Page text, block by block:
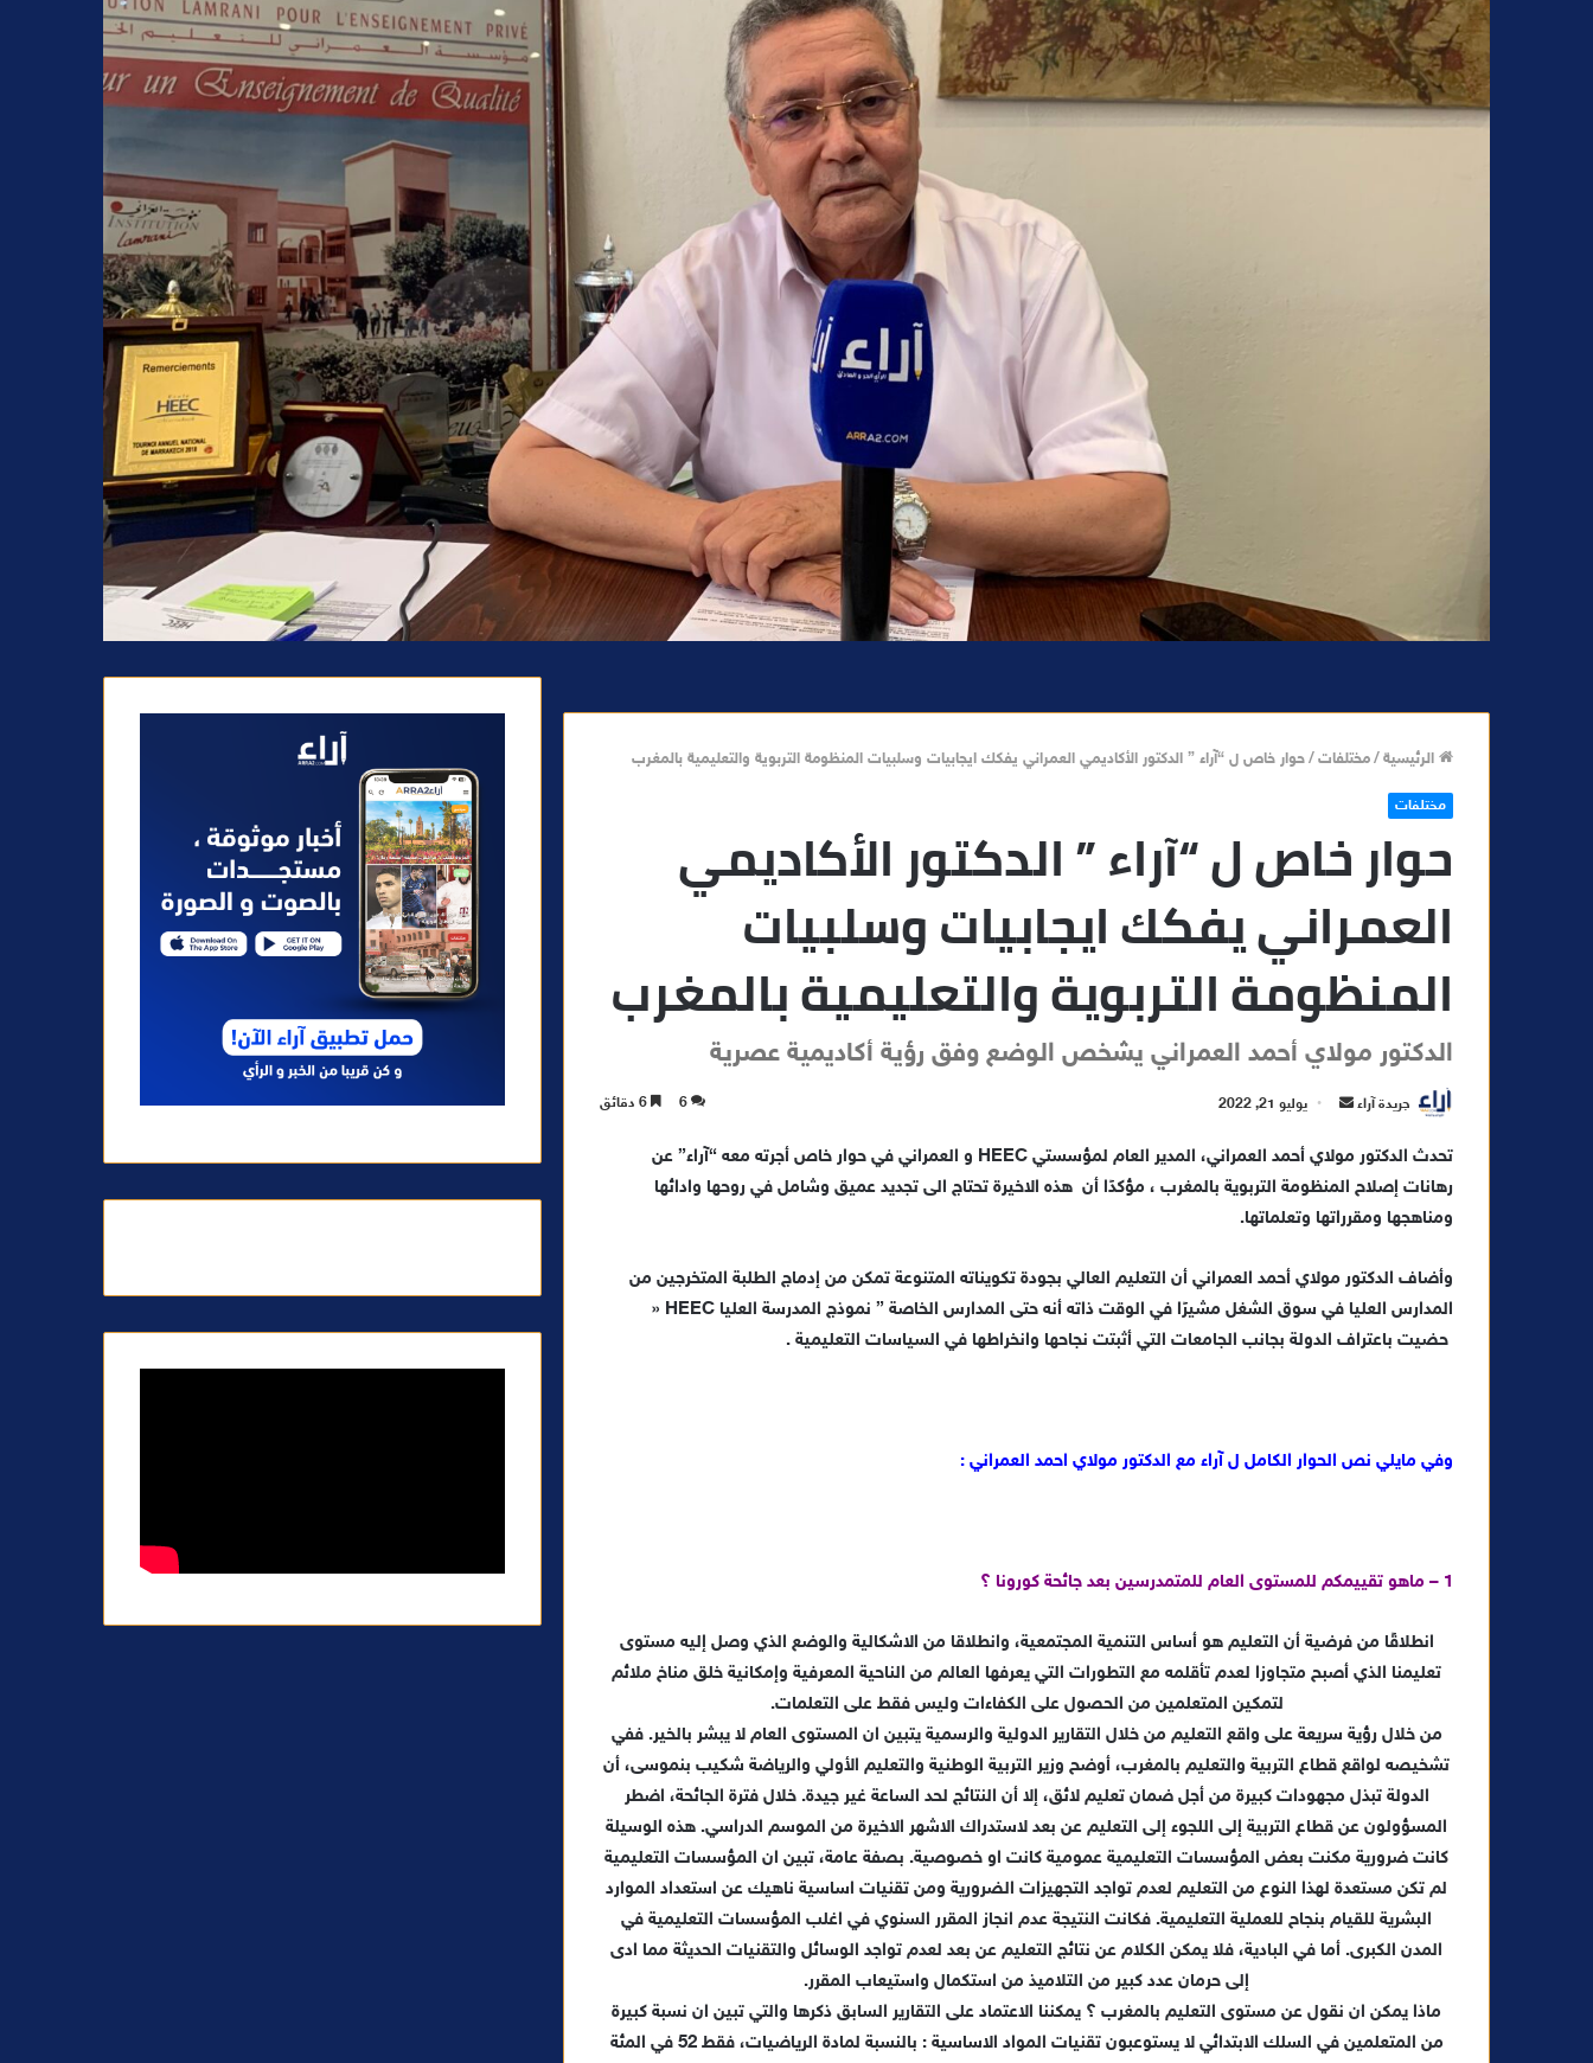
الرئيسية/مختلفات/حوار خاص ل “آراء ” الدكتور الأكاديمي العمراني يفكك ايجابيات وسلبيات المنظومة التربوية والتعليمية بالمغرب
مختلفات
حوار خاص ل “آراء ” الدكتور الأكاديمي
العمراني يفكك ايجابيات وسلبيات
المنظومة التربوية والتعليمية بالمغرب
الدكتور مولاي أحمد العمراني يشخص الوضع وفق رؤية أكاديمية عصرية
جريدة آراء
س
ل
ب
ي
د
ا
يوليو 21, 2022 6
تحدث الدكتور مولاي أحمد العمراني، المدير العام لمؤسستي HEEC و العمراني في حوار خاص أجرته معه “آراء” عن
رهانات إصلاح المنظومة التربوية بالمغرب ، مؤكدًا أن هذه الاخيرة تحتاج الى تجديد عميق وشامل في روحها وادائها
ومناهجها ومقرراتها وتعلماتها.
وأضاف الدكتور مولاي أحمد العمراني أن التعليم العالي بجودة تكويناته المتنوعة تمكن من إدماج الطلبة المتخرجين من
المدارس العليا في سوق الشغل مشيرًا في الوقت ذاته أنه حتى المدارس الخاصة ” نموذج المدرسة العليا HEEC «
حضيت باعتراف الدولة بجانب الجامعات التي أثبتت نجاحها وانخراطها في السياسات التعليمية .
وفي مايلي نص الحوار الكامل ل آراء مع الدكتور مولاي احمد العمراني :
1 – ماهو تقييمكم للمستوى العام للمتمدرسين بعد جائحة كورونا ؟
انطلاقًا من فرضية أن التعليم هو أساس التنمية المجتمعية، وانطلاقا من الاشكالية والوضع الذي وصل إليه مستوى
تعليمنا الذي أصبح متجاوزا لعدم تأقلمه مع التطورات التي يعرفها العالم من الناحية المعرفية وإمكانية خلق مناخ ملائم
لتمكين المتعلمين من الحصول على الكفاءات وليس فقط على التعلمات.
من خلال رؤية سريعة على واقع التعليم من خلال التقارير الدولية والرسمية يتبين ان المستوى العام لا يبشر بالخير. ففي
تشخيصه لواقع قطاع التربية والتعليم بالمغرب، أوضح وزير التربية الوطنية والتعليم الأولي والرياضة شكيب بنموسى، أن
الدولة تبذل مجهودات كبيرة من أجل ضمان تعليم لائق، إلا أن النتائج لحد الساعة غير جيدة. خلال فترة الجائحة، اضطر
المسؤولون عن قطاع التربية إلى اللجوء إلى التعليم عن بعد لاستدراك الاشهر الاخيرة من الموسم الدراسي. هذه الوسيلة
كانت ضرورية مكنت بعض المؤسسات التعليمية عمومية كانت او خصوصية. بصفة عامة، تبين ان المؤسسات التعليمية
لم تكن مستعدة لهذا النوع من التعليم لعدم تواجد التجهيزات الضرورية ومن تقنيات اساسية ناهيك عن استعداد الموارد
البشرية للقيام بنجاح للعملية التعليمية. فكانت النتيجة عدم انجاز المقرر السنوي في اغلب المؤسسات التعليمية في
المدن الكبرى. أما في البادية، فلا يمكن الكلام عن نتائج التعليم عن بعد لعدم تواجد الوسائل والتقنيات الحديثة مما ادى
إلى حرمان عدد كبير من التلاميذ من استكمال واستيعاب المقرر.
ماذا يمكن ان نقول عن مستوى التعليم بالمغرب ؟ يمكننا الاعتماد على التقارير السابق ذكرها والتي تبين ان نسبة كبيرة
من المتعلمين في السلك الابتدائي لا يستوعبون تقنيات المواد الاساسية : بالنسبة لمادة الرياضيات، فقط 52 في المئة